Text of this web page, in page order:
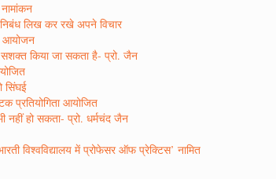
लिख कर रखे अपने विचार
आयोजन
सशक्त किया जा सकता है- प्रो. जैन
सिंघई
प्रतियोगिता आयोजित
नहीं हो सकता- प्रो. धर्मचंद जैन
विश्वविद्यालय में प्रोफेसर ऑफ प्रेक्टिस’ नामित